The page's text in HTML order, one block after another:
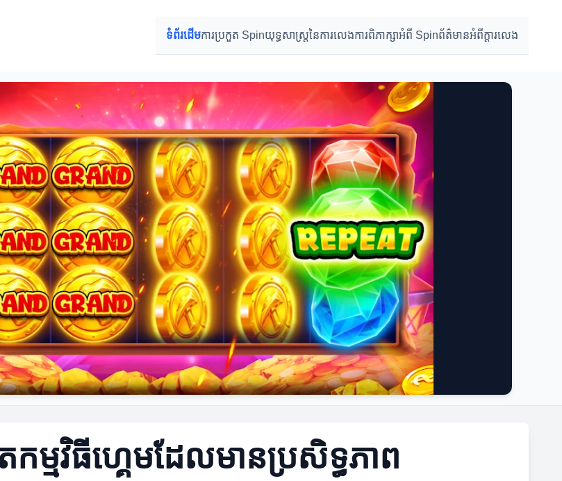
ទំព័រដើមការប្រកួត Spinយុទ្ធសាស្ត្រនៃការលេងការពិភាក្សាអំពី Spinព័ត៌មានអំពីក្តារលេង
ម្មវិធីហ្គេមដែលមានប្រសិទ្ធភាព